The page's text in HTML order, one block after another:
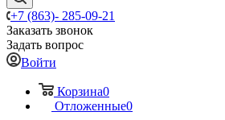
+7 (863)- 285-09-21
Заказать звонок
Задать вопрос
Войти
Корзина0
Отложенные0